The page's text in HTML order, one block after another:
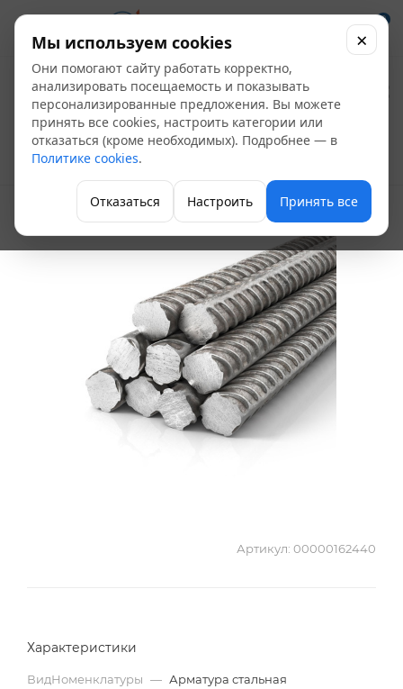
0
Арматура стальная
№10 А500С
Арматура рифленая
Артикул: 00000162440
Характеристики
ВидНоменклатуры — Арматура стальная
Мы используем cookies
Они помогают сайту работать корректно,
анализировать посещаемость и показывать
персонализированные предложения. Вы можете
принять все cookies, настроить категории или
отказаться (кроме необходимых). Подробнее — в
Политике cookies.
Отказаться Настроить Принять все
×